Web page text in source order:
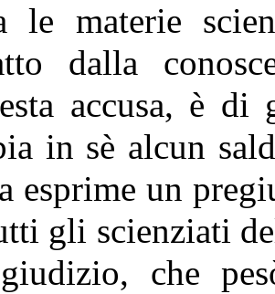
le materie
dalla
accusa, è di
in sè alcun
esprime un
gli scienziati
che